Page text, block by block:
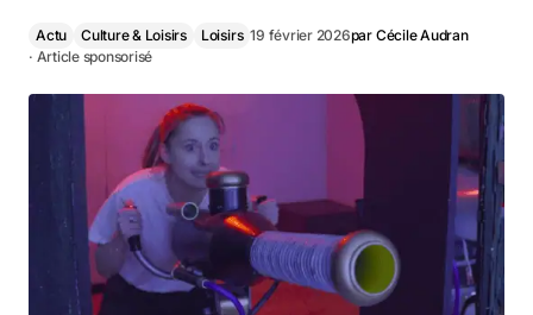
Actu Culture & Loisirs Loisirs 19 février 2026par Cécile Audran
· Article sponsorisé